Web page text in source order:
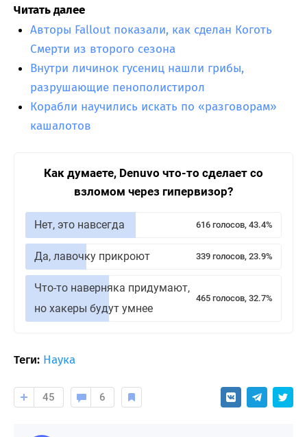
Читать далее
Авторы Fallout показали, как сделан Коготь
Смерти из второго сезона
Внутри личинок гусениц нашли грибы,
разрушающие пенополистирол
Корабли научились искать по «разговорам»
кашалотов
Как думаете, Denuvo что-то сделает со
взломом через гипервизор?
Нет, это навсегда 616 голосов, 43.4%
Да, лавочку прикроют 339 голосов, 23.9%
Что-то наверняка придумают,
но хакеры будут умнее
465 голосов, 32.7%
Теги: Наука
45 6